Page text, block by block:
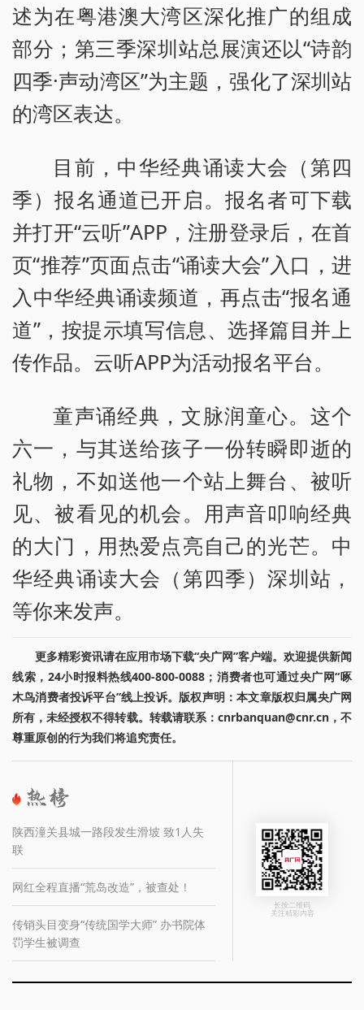
述为在粤港澳大湾区深化推广的组成
部分；第三季深圳站总展演还以“诗韵
四季·声动湾区”为主题，强化了深圳站
的湾区表达。
目前，中华经典诵读大会（第四
季）报名通道已开启。报名者可下载
并打开“云听”APP，注册登录后，在首
页“推荐”页面点击“诵读大会”入口，进
入中华经典诵读频道，再点击“报名通
道”，按提示填写信息、选择篇目并上
传作品。云听APP为活动报名平台。
童声诵经典，文脉润童心。这个
六一，与其送给孩子一份转瞬即逝的
礼物，不如送他一个站上舞台、被听
见、被看见的机会。用声音叩响经典
的大门，用热爱点亮自己的光芒。中
华经典诵读大会（第四季）深圳站，
等你来发声。
更多精彩资讯请在应用市场下载“央广网”客户端。欢迎提供新闻
线索，24小时报料热线400-800-0088；消费者也可通过央广网“啄
木鸟消费者投诉平台”线上投诉。版权声明：本文章版权归属央广网
所有，未经授权不得转载。转载请联系：cnrbanquan@cnr.cn，不
尊重原创的行为我们将追究责任。
陕西潼关县城一路段发生滑坡 致1人失
联
网红全程直播“荒岛改造”，被查处！
传销头目变身“传统国学大师” 办书院体
罚学生被调查
长按二维码
关注精彩内容